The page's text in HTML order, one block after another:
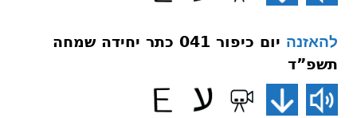
להאזנה
יום כיפור 041 כתר יחידה שמחה
תשפ”ד